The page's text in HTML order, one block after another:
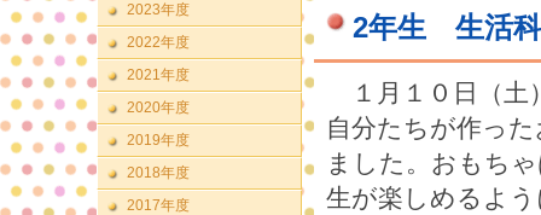
2023年度
2022年度
2021年度
2020年度
2019年度
2018年度
2017年度
2年生 生活
１月１０日（土
自分たちが作っ
ました。おもち
生が楽しめるよ